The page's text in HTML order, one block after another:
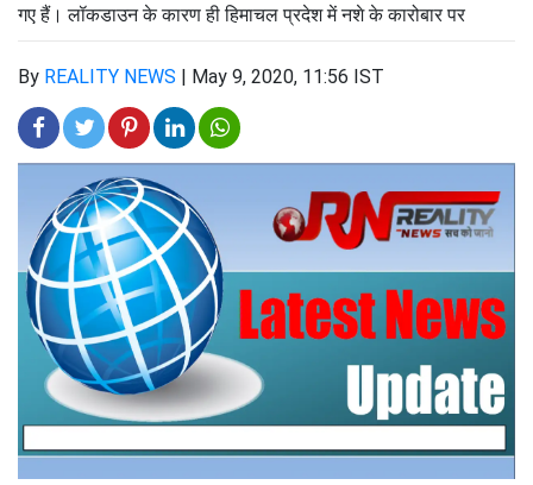
गए हैं। लॉकडाउन के कारण ही हिमाचल प्रदेश में नशे के कारोबार पर
By REALITY NEWS | May 9, 2020, 11:56 IST